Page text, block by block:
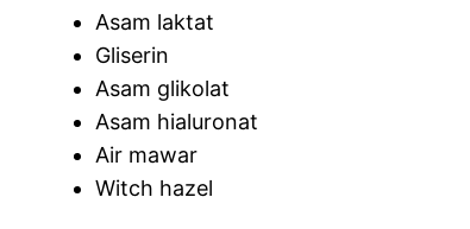
Asam laktat
Gliserin
Asam glikolat
Asam hialuronat
Air mawar
Witch hazel